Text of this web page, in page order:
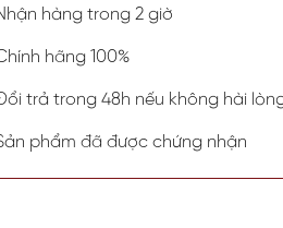
hàng trong 2 giờ
hãng 100%
trả trong 48h nếu không hài
phẩm đã được chứng nhận